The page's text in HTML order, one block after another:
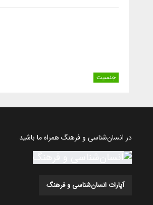
جنسیت
در انسان‌شناسی و فرهنگ همراه ما باشید
آپارات انسان‌شناسی و فرهنگ